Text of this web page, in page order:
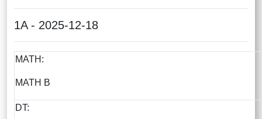
1A - 2025-12-18
MATH:
MATH B
DT: